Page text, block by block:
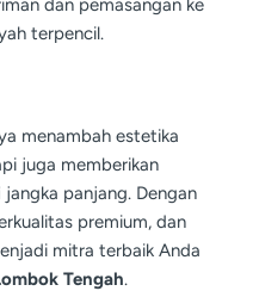
dan pemasangan ke
terpencil.
menambah estetika
juga memberikan
jangka panjang. Dengan
premium, dan
mitra terbaik Anda
Tengah.